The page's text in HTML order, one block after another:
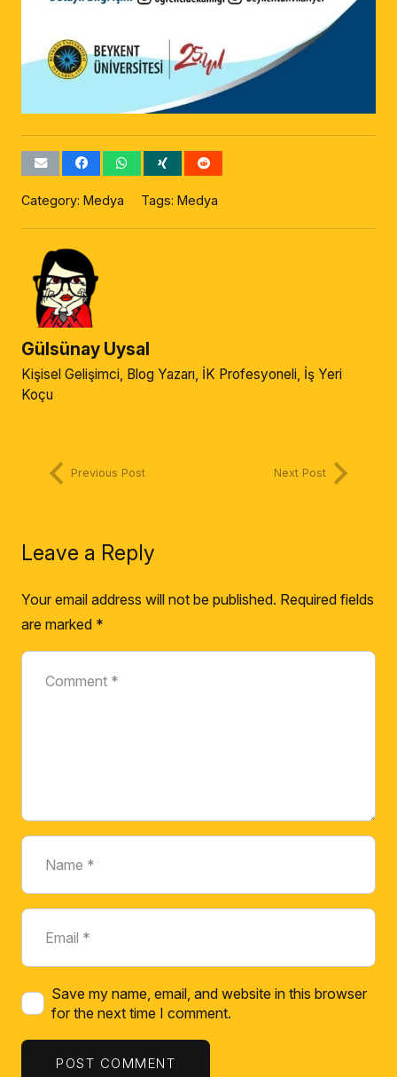
Category: Medya Tags:Medya
Gülsünay Uysal
Kişisel Gelişimci, Blog Yazarı, İK Profesyoneli, İş Yeri
Koçu
Previous Post Next Post
Leave a Reply
Your email address will not be published. Required fields
are marked *
Save my name, email, and website in this browser
for the next time I comment.
POST COMMENT